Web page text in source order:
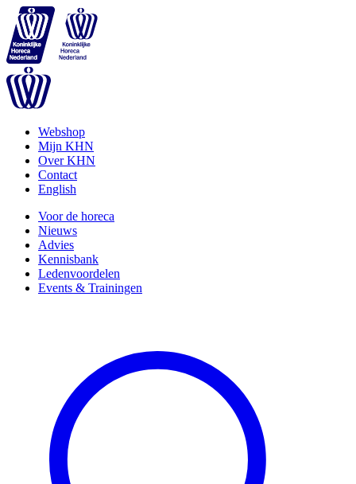
Webshop
Mijn KHN
Over KHN
Contact
English
Voor de horeca
Nieuws
Advies
Kennisbank
Ledenvoordelen
Events & Trainingen